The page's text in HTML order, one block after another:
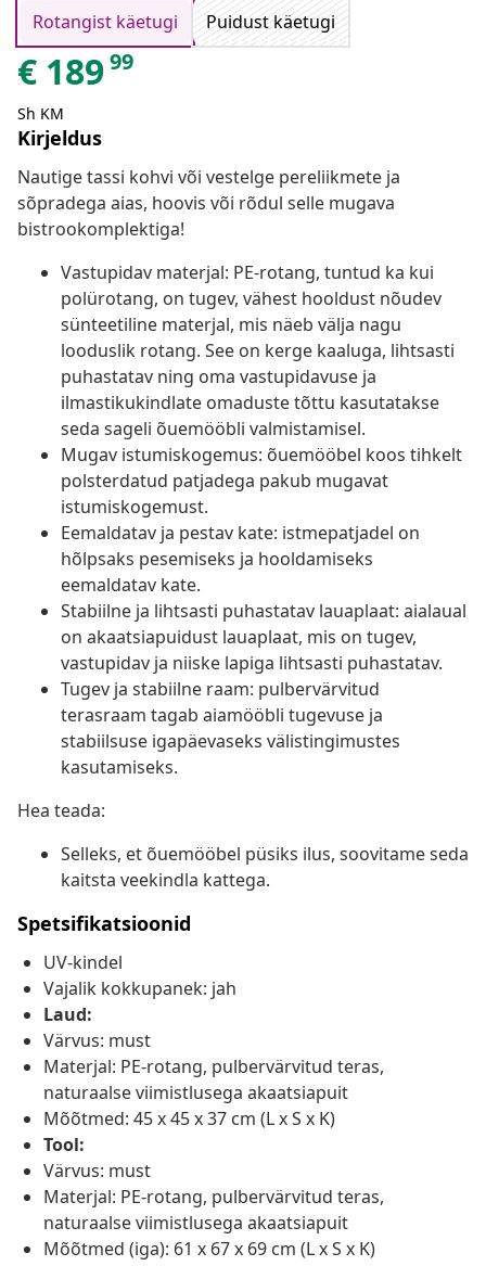
Rotangist käetugi
Puidust käetugi
€ 18999
Sh KM
Kirjeldus
Nautige tassi kohvi või vestelge pereliikmete ja
sõpradega aias, hoovis või rõdul selle mugava
bistrookomplektiga!
Vastupidav materjal: PE-rotang, tuntud ka kui
polürotang, on tugev, vähest hooldust nõudev
sünteetiline materjal, mis näeb välja nagu
looduslik rotang. See on kerge kaaluga, lihtsasti
puhastatav ning oma vastupidavuse ja
ilmastikukindlate omaduste tõttu kasutatakse
seda sageli õuemööbli valmistamisel.
Mugav istumiskogemus: õuemööbel koos tihkelt
polsterdatud patjadega pakub mugavat
istumiskogemust.
Eemaldatav ja pestav kate: istmepatjadel on
hõlpsaks pesemiseks ja hooldamiseks
eemaldatav kate.
Stabiilne ja lihtsasti puhastatav lauaplaat: aialaual
on akaatsiapuidust lauaplaat, mis on tugev,
vastupidav ja niiske lapiga lihtsasti puhastatav.
Tugev ja stabiilne raam: pulbervärvitud
terasraam tagab aiamööbli tugevuse ja
stabiilsuse igapäevaseks välistingimustes
kasutamiseks.
Hea teada:
Selleks, et õuemööbel püsiks ilus, soovitame seda
kaitsta veekindla kattega.
Spetsifikatsioonid
UV-kindel
Vajalik kokkupanek: jah
Laud:
Värvus: must
Materjal: PE-rotang, pulbervärvitud teras,
naturaalse viimistlusega akaatsiapuit
Mõõtmed: 45 x 45 x 37 cm (L x S x K)
Tool:
Värvus: must
Materjal: PE-rotang, pulbervärvitud teras,
naturaalse viimistlusega akaatsiapuit
Mõõtmed (iga): 61 x 67 x 69 cm (L x S x K)